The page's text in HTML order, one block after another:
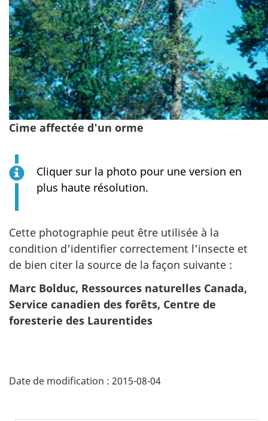
Cime affectée d'un orme
Cliquer sur la photo pour une version en
plus haute résolution.
Cette photographie peut être utilisée à la
condition d'identifier correctement l'insecte et
de bien citer la source de la façon suivante :
Marc Bolduc, Ressources naturelles Canada,
Service canadien des forêts, Centre de
foresterie des Laurentides
é
Date de modification : 2015-08-04